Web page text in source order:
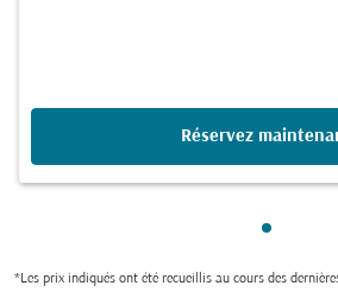
Réservez
*Les prix indiqués ont été recueillis au cours des